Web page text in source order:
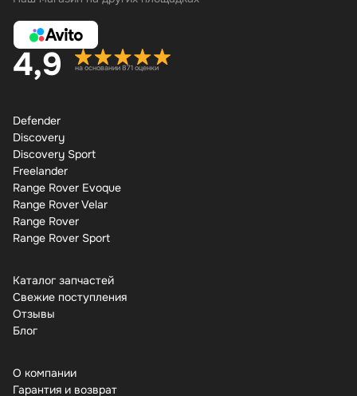
4,9 на основании 871 оценки
Defender
Discovery
Discovery Sport
Freelander
Range Rover Evoque
Range Rover Velar
Range Rover
Range Rover Sport
Каталог запчастей
Свежие поступления
Отзывы
Бло
О компании
Гарантия и возврат